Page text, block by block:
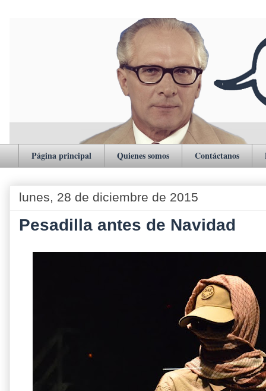
Página principal Quienes somos Contáctanos
lunes, 28 de diciembre de 2015
Pesadilla antes de Navidad